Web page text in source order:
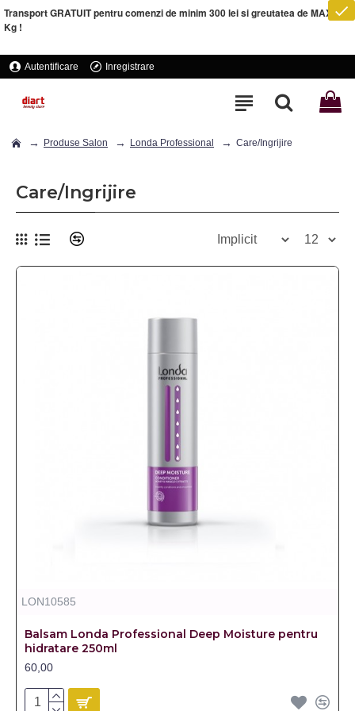
Transport GRATUIT pentru comenzi de minim 300 lei si greutatea de MAXIM 5
Kg !
Autentificare Inregistrare
Produse Salon Londa Professional Care/Ingrijire
Care/Ingrijire
LON10585
Balsam Londa Professional Deep Moisture pentru
hidratare 250ml
60,00